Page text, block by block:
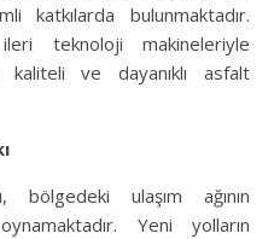
katkılarda bulunmaktadır.
teknoloji makineleriyle
kaliteli ve dayanıklı asfalt
bölgedeki ulaşım ağının
Yeni yolların